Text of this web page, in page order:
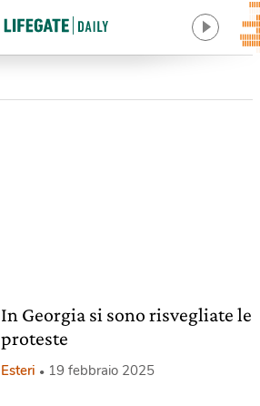
In Georgia si sono risvegliate le
proteste
Esteri 19 febbraio 2025